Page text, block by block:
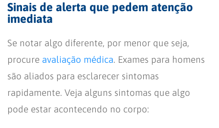
Sinais de alerta que pedem atenção
imediata
Se notar algo diferente, por menor que seja,
procure avaliação médica. Exames para homens
são aliados para esclarecer sintomas
rapidamente. Veja alguns sintomas que algo
pode estar acontecendo no corpo: